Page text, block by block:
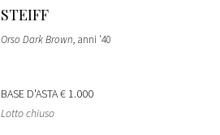
STEIFF
Orso Dark Brown, anni '40
BASE D'ASTA€ 1.000
Lotto chiuso